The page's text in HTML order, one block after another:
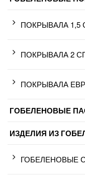
ПОКРЫВАЛА 1,5
ПОКРЫВАЛА 2
ПОКРЫВАЛА
ГОБЕЛЕНОВЫЕ
ИЗДЕЛИЯ ИЗ
ГОБЕЛЕНОВЫЕ